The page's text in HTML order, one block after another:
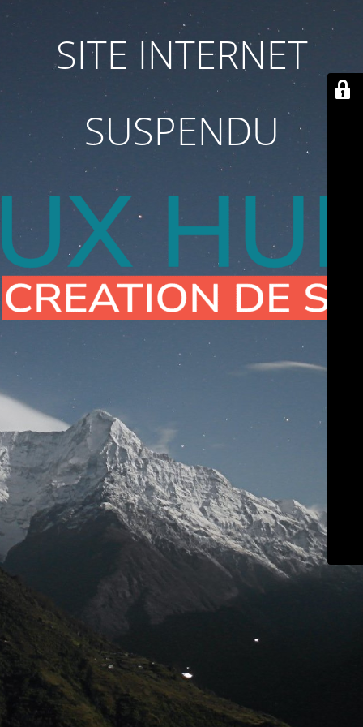
SITE INTERNET
SUSPENDU